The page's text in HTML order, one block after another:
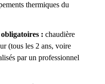
thermiques du
obligatoires :chaudière
(tous les 2 ans, voire
par un professionnel